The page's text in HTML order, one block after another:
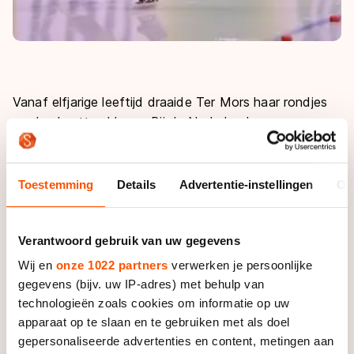
Toestemming Details Advertentie-instellingen
Verantwoord gebruik van uw gegevens
Wij en onze 1022 partners verwerken je persoonlijke
gegevens (bijv. uw IP-adres) met behulp van
technologieën zoals cookies om informatie op uw
apparaat op te slaan en te gebruiken met als doel
gepersonaliseerde advertenties en content, metingen aan
Vanaf elfjarige leeftijd draaide Ter Mors haar rondjes
op de shorttrackbaan. Bij de Nederlandse
shorttrackselectie stapte ze voor het eerst op
klapschaatsen. “Ik heb weinig ervaring met
langebaanwedstrijden. Met shorttrack weet ik precies
tussen een 31-er of 33-er.”
En dat was precies wat haar in het eerste deel van
haar drie kilometer opbrak. “Na de eerste ronde
ontspande ik teveel, dan schiet de rondetijd omhoog.
Anders win je in het begin van de race zo één tot